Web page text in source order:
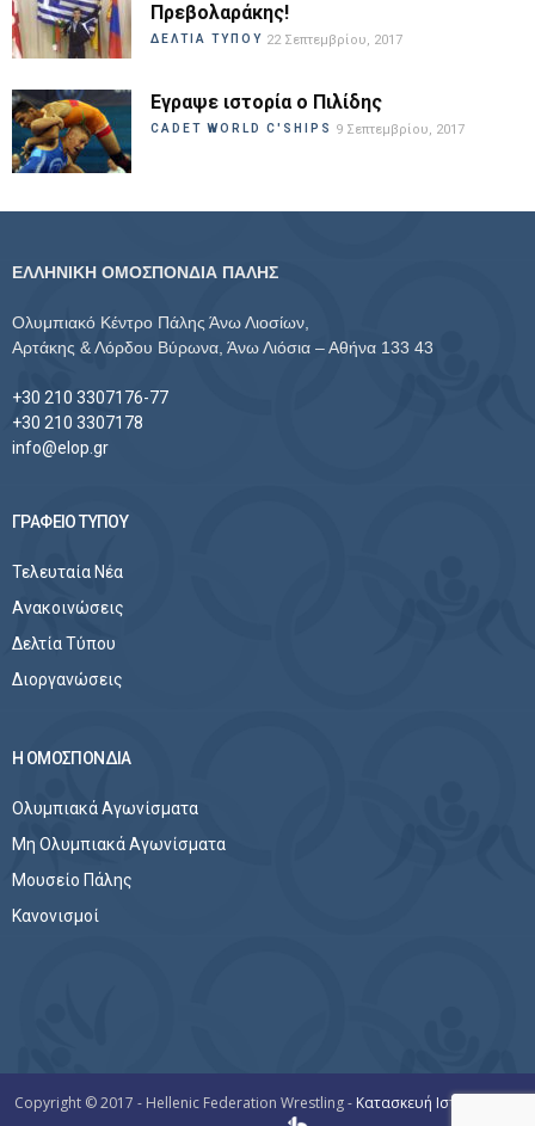
Πρεβολαράκης!
ΔΕΛΤΙΑ ΤΥΠΟΥ 22 Σεπτεμβρίου, 2017
Εγραψε ιστορία ο Πιλίδης
CADET WORLD C'SHIPS 9 Σεπτεμβρίου, 2017
ΕΛΛΗΝΙΚΗ ΟΜΟΣΠΟΝΔΙΑ ΠΑΛΗΣ
Ολυμπιακό Κέντρο Πάλης Άνω Λιοσίων,
Αρτάκης & Λόρδου Βύρωνα, Άνω Λιόσια – Αθήνα 133 43
+30 210 3307176-77
+30 210 3307178
info@elop.gr
ΓΡΑΦΕΙΟ ΤΥΠΟΥ
Τελευταία Νέα
Ανακοινώσεις
Δελτία Τύπου
Διοργανώσεις
Η ΟΜΟΣΠΟΝΔΙΑ
Ολυμπιακά Αγωνίσματα
Μη Ολυμπιακά Αγωνίσματα
Μουσείο Πάλης
Κανονισμοί
Copyright © 2017 - Hellenic Federation Wrestling - Κατασκευή Ιστοσελίδων